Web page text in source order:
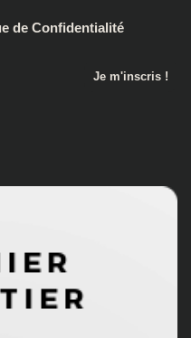
de Confidentialité